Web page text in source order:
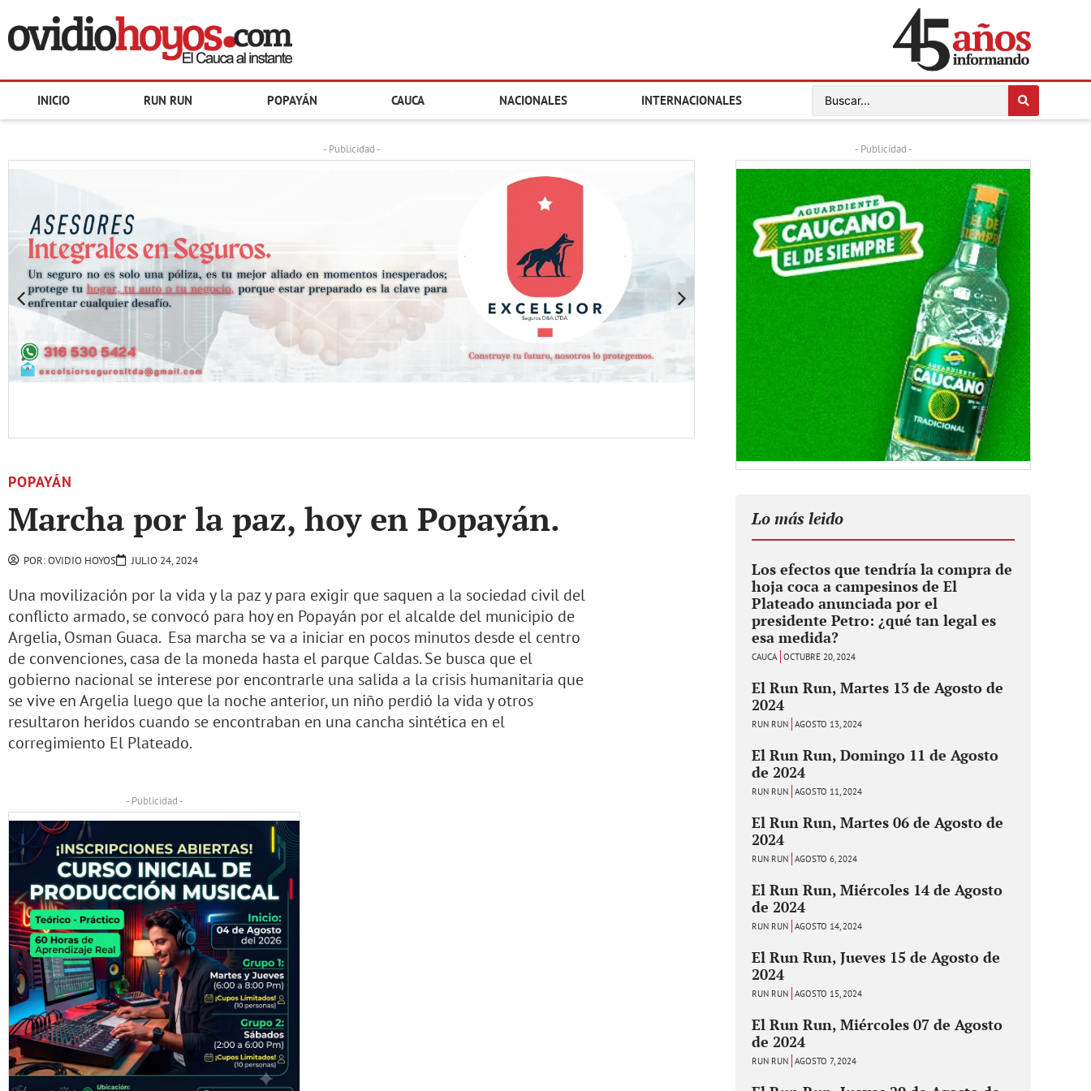
INICIO RUN RUN POPAYÁN CAUCA NACIONALES INTERNACIONALES
- Publicidad -
POPAYÁN
Marcha por la paz, hoy en Popayán.
POR:OVIDIO HOYOS JULIO 24, 2024
Una movilización por la vida y la paz y para exigir que saquen a la sociedad civil del
conflicto armado, se convocó para hoy en Popayán por el alcalde del municipio de
Argelia, Osman Guaca. Esa marcha se va a iniciar en pocos minutos desde el centro
de convenciones, casa de la moneda hasta el parque Caldas. Se busca que el
gobierno nacional se interese por encontrarle una salida a la crisis humanitaria que
se vive en Argelia luego que la noche anterior, un niño perdió la vida y otros
resultaron heridos cuando se encontraban en una cancha sintética en el
corregimiento El Plateado.
- Publicidad -
- Publicidad -
Lo más leido
Los efectos que tendría la compra de
hoja coca a campesinos de El
Plateado anunciada por el
presidente Petro: ¿qué tan legal es
esa medida?
CAUCA OCTUBRE 20, 2024
El Run Run, Martes 13 de Agosto de
2024
RUN RUN AGOSTO 13, 2024
El Run Run, Domingo 11 de Agosto
de 2024
RUN RUN AGOSTO 11, 2024
El Run Run, Martes 06 de Agosto de
2024
RUN RUN AGOSTO 6, 2024
El Run Run, Miércoles 14 de Agosto
de 2024
RUN RUN AGOSTO 14, 2024
El Run Run, Jueves 15 de Agosto de
2024
RUN RUN AGOSTO 15, 2024
El Run Run, Miércoles 07 de Agosto
de 2024
RUN RUN AGOSTO 7, 2024